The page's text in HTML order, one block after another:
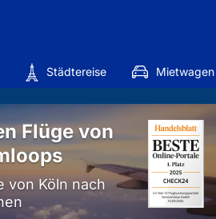
Städtereise Mietwagen
Flüge von
von Köln nach